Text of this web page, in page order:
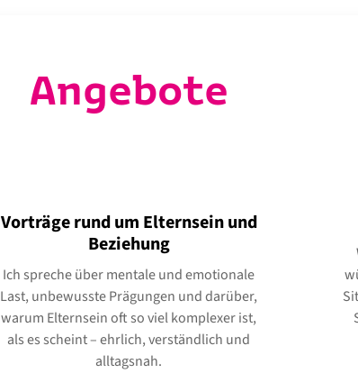
Angebote
Vorträge rund um Elternsein und
Beziehung
Ich spreche über mentale und emotionale
Last, unbewusste Prägungen und darüber,
warum Elternsein oft so viel komplexer ist,
als es scheint – ehrlich, verständlich und
alltagsnah.